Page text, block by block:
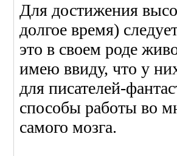
Для достижения
долгое время)
это в своем роде
имею ввиду, что у
для писателей-
способы работы во
самого мозга.